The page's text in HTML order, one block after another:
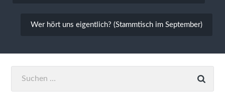
Wer hört uns eigentlich? (Stammtisch im September)
nach: